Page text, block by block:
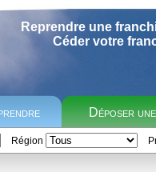
Reprendre une
Céder votre
Déposer
Région